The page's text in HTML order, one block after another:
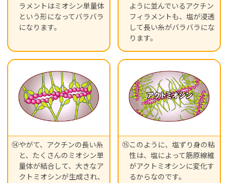
ラメントはミオシン単量体
という形になってバラバラ
になります。
ように並んでいるアクチン
フィラメントも、塩が浸透
して長い糸がバラバラにな
ります。
⑭やがて、アクチンの長い糸
と、たくさんのミオシン単
量体が結合して、大きなア
クトミオシンが生成され、
⑮このように、塩ずり身の粘
性は、塩によって筋原線維
がアクトミオシンに変化す
るからなのです。